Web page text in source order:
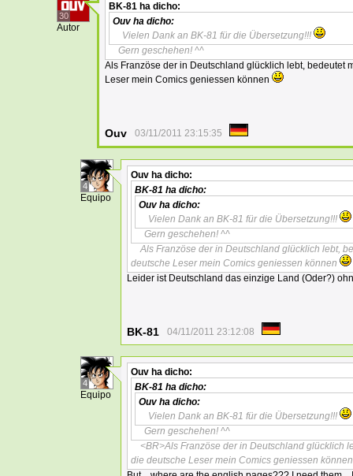
30
Autor
BK-81 ha dicho:
Ouv ha dicho:
Vielen Dank an BK-81 für die Übersetzung!!!
Gern geschehen! ^^
Als Französe der in Deutschland glücklich lebt, bedeutet
Leser mein Comics geniessen können
Ouv 03/11/2011 23:15:35
4
Equipo
Ouv ha dicho:
BK-81 ha dicho:
Ouv ha dicho:
Vielen Dank an BK-81 für die Übersetzung!!!
Gern geschehen! ^^
Als Französe der in Deutschland glücklich lebt,
deutsche Leser mein Comics geniessen können
Leider ist Deutschland das einzige Land (Oder?)
BK-81 04/11/2011 23:12:08
4
Equipo
Ouv ha dicho:
BK-81 ha dicho:
Ouv ha dicho:
Vielen Dank an BK-81 für die Übersetzung!!!
Gern geschehen! ^^
<BR>Als Französe der in Deutschland glücklich
die deutsche Leser mein Comics geniessen